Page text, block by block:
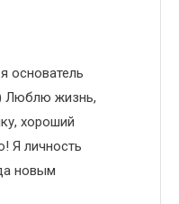
основатель
Люблю жизнь,
хороший
Я личность
новым